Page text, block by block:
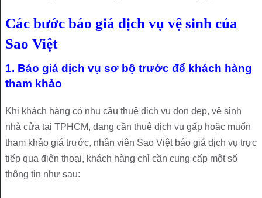
Các bước báo giá dịch vụ vệ sinh của
Sao Việt
1. Báo giá dịch vụ sơ bộ trước để khách hàng
tham khảo
Khi khách hàng có nhu cầu thuê dịch vụ dọn dẹp, vệ sinh
nhà cửa tại TPHCM, đang cần thuê dịch vụ gấp hoặc muốn
tham khảo giá trước, nhân viên Sao Việt báo giá dịch vụ trực
tiếp qua điện thoại, khách hàng chỉ cần cung cấp một số
thông tin như sau: